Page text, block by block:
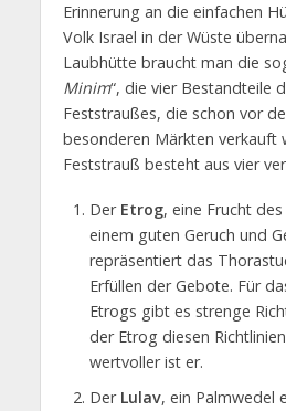
Erinnerung an die einfachen
Volk Israel in der Wüste
Laubhütte braucht man die
Minim“, die vier Bestandteile
Feststraußes, die schon vor
besonderen Märkten verkauft
Feststrauß besteht aus vier
Der Etrog, eine Frucht
einem guten Geruch und
repräsentiert das
Erfüllen der Gebote. Für
Etrogs gibt es strenge
der Etrog diesen
wertvoller ist er.
Der Lulav, ein Palmwedel